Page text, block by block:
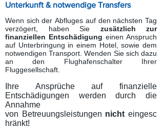
Unterkunft & notwendige Transfers
Wenn sich der Abfluges auf den nächsten Tag
verzögert, haben Sie zusätzlich zur
finanziellen Entschädigung einen Anspruch
auf Unterbringung in einem Hotel, sowie dem
notwendigen Transport. Wenden Sie sich dazu
an den Flughafenschalter Ihrer
Fluggesellschaft.
Ihre Ansprüche auf finanzielle
Entschädigungen werden durch die
Annahme
von Betreuungsleistungen nichteingesc
hränkt!